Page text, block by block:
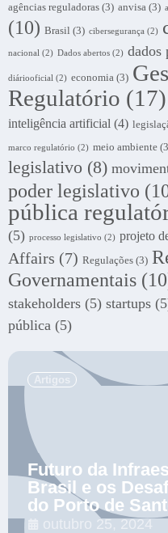
agências reguladoras (3) anvisa (3)
(10) Brasil (3) cibersegurança (2)
nacional (2) Dados abertos (2) dados
diáriooficial (2) economia (3)
Regulatório (17)
inteligência artificial (4)
marco regulatório (2) meio ambiente
legislativo (8)
poder legislativo
pública
(5) processo legislativo (2) projeto
Affairs (7) Regulações (3)
Governamentais
stakeholders (5) startups
pública (5)
Artigos
Futuro da
Brasil e os
do Porto de
outubro 25, 2024